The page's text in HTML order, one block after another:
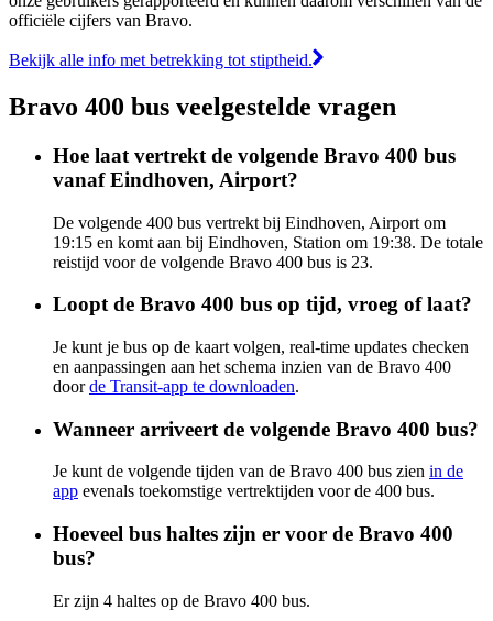
officiële cijfers van Bravo.
Bekijk alle info met betrekking tot stiptheid.
Bravo 400 bus veelgestelde vragen
Hoe laat vertrekt de volgende Bravo 400 bus
vanaf Eindhoven, Airport?
De volgende 400 bus vertrekt bij Eindhoven, Airport om
19:15 en komt aan bij Eindhoven, Station om 19:38. De totale
reistijd voor de volgende Bravo 400 bus is 23.
Loopt de Bravo 400 bus op tijd, vroeg of laat?
Je kunt je bus op de kaart volgen, real-time updates checken
en aanpassingen aan het schema inzien van de Bravo 400
doorde Transit-app te downloaden.
Wanneer arriveert de volgende Bravo 400 bus?
Je kunt de volgende tijden van de Bravo 400 bus zien in de
app evenals toekomstige vertrektijden voor de 400 bus.
Hoeveel bus haltes zijn er voor de Bravo 400
bus?
Er zijn 4 haltes op de Bravo 400 bus.